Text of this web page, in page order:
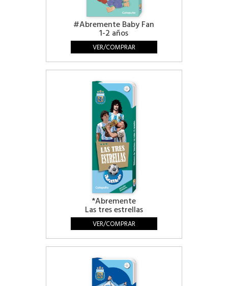
#Abremente Baby Fan
1-2 años
VER/COMPRAR
*Abremente
Las tres estrellas
VER/COMPRAR